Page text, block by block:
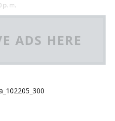
p. m.
ADS HERE